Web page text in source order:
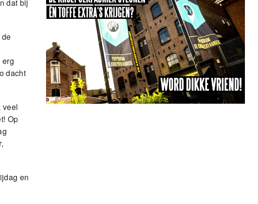
dat bij
dacht
veel
Op
en